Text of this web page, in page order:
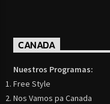
CANADA
Nuestros Programas:
Free Style
Nos Vamos pa Canada